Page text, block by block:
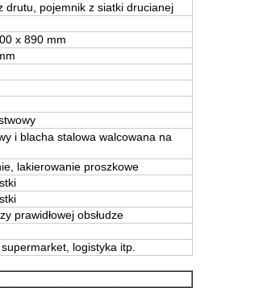
drutu, pojemnik z siatki drucianej
x 890 mm
i blacha stalowa walcowana na
lakierowanie proszkowe
prawidłowej obsłudze
logistyka itp.